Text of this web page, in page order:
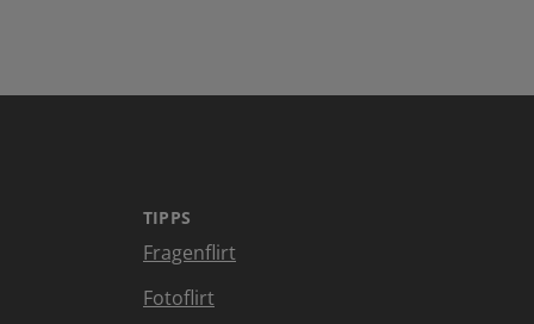
TIPPS
Fragenflirt
Fotoflirt